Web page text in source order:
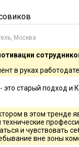
смещается к
слушать и
и
А это
тренде является
сложно
в
Таким людям
Москва
в руках
это старый подход и
в этом тренде
и чувствовать
вне зоны